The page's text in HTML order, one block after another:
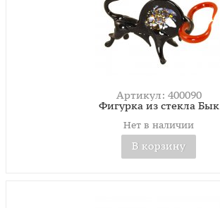
Артикул: 400090
Фигурка из стекла Бык
Нет в наличии
В корзину